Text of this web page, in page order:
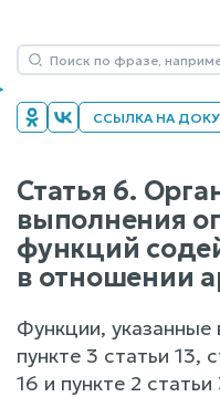
ССЫЛКА НА
Статья 6.
выполнения
функций
в отношении
Функции, указанные
пункте 3 статьи 13,
16 и пункте 2